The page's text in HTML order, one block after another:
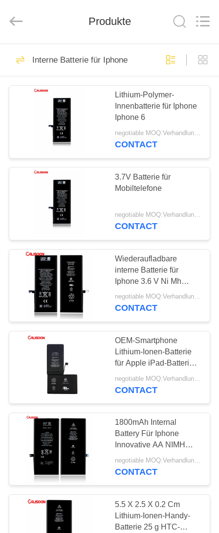
STARTSEITE
PRODUKTE
UNS
QUALITÄTSKONTROLLE
REFERENZEN
SITEMAP
PRIVACY
POLICY
Electronics
Li-Ionen-Batterie für
Mobiltelefone
Lithiumbatterie für
Iphone
10
Batterie mit hoher
Kapazität für Iphone
Interne Batterie für
Iphone
10
Abnehmbare
Handybatterie
Produkte
Interne Batterie für Iphone
Lithium-Polymer-
Innenbatterie für Iphone
Iphone 6
negotiable MOQ:Verhandlungsfähig
CONTACT
3.7V Batterie für
Mobiltelefone
negotiable MOQ:Verhandlungsfähig
CONTACT
Wiederaufladbare
interne Batterie für
Iphone 3.6 V Ni Mh
Batterie
negotiable MOQ:Verhandlungsfähig
CONTACT
OEM-Smartphone
Lithium-Ionen-Batterie
für Apple iPad-Batterie
Ersatz
CONTACT
1800mAh Internal
Battery Für Iphone
Innovative AA NIMH
wiederaufladbare
Batterie
negotiable MOQ:Verhandlungsfähig
CONTACT
5.5 X 2.5 X 0.2 Cm
Lithium-Ionen-Handy-
Batterie 25 g HTC-